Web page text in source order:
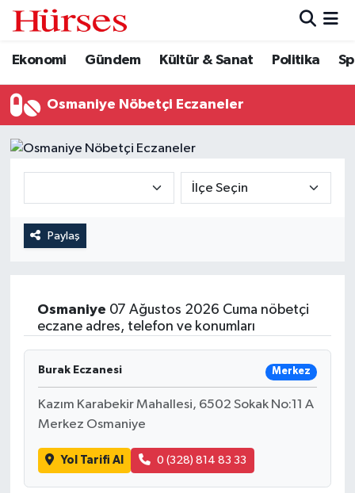
Ekonomi Gündem Kültür & Sanat Politika
Osmaniye Nöbetçi Eczaneler
Paylaş
Osmaniye 07 Ağustos 2026 Cuma nöbetçi
eczane adres, telefon ve konumları
Burak Eczanesi Merkez
Kazım Karabekir Mahallesi, 6502 Sokak No:11 A
Merkez Osmaniye
Yol Tarifi Al 0 (328) 814 83 33
Ekonomi
Gündem
Kültür & Sanat
Spor
Hava Durumu
Trafik Durumu
Süper Lig Puan Durumu ve Fikstür
Son Dakika Haberleri